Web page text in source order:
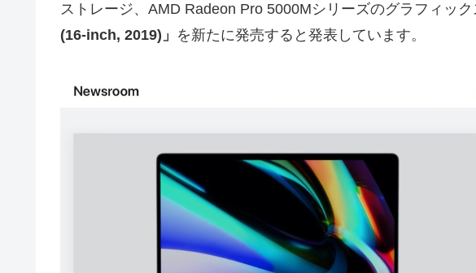
ストレージ、AMD Radeon Pro 5000Mシリーズのグラフィッ
(16-inch, 2019)」 を新たに発売すると発表しています。